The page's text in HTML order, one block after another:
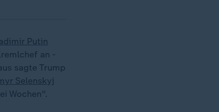
Putin
an -
sagte Trump
Selenskyj
Wochen".